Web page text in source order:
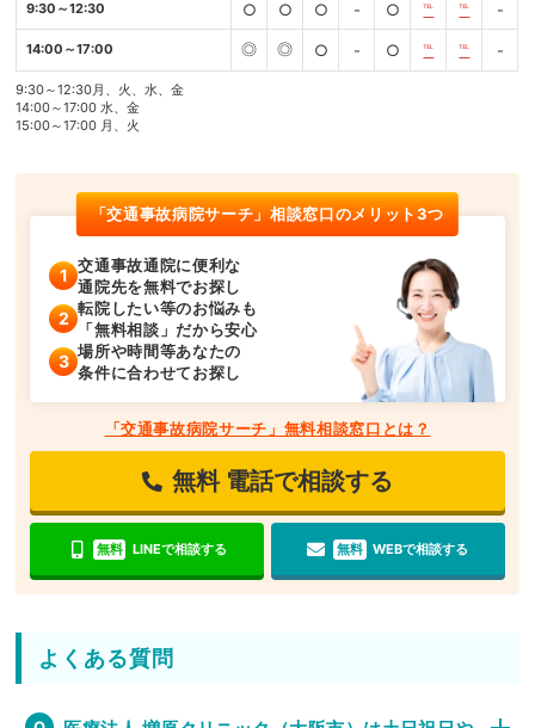
9:30～12:30 ○ ○ ○ - ○ ℡ ℡ -
14:00～17:00 ◎ ◎ ○ - ○ ℡ ℡ -
9:30～12:30月、火、水、金
14:00～17:00 水、金
15:00～17:00 月、火
「交通事故病院サーチ」相談窓口のメリット3つ
交通事故通院に便利な
通院先を無料でお探し
転院したい等のお悩みも
「無料相談」だから安心
場所や時間等あなたの
条件に合わせてお探し
「交通事故病院サーチ」無料相談窓口とは？
無料 電話で相談する
無料 LINEで相談する 無料 WEBで相談する
よくある質問